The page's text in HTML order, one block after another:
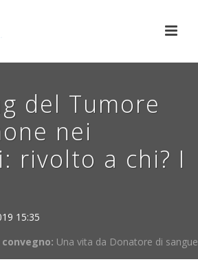
del Tumore
nei
rivolto a chi? I
15:35
Una vita da Donatore di sangue